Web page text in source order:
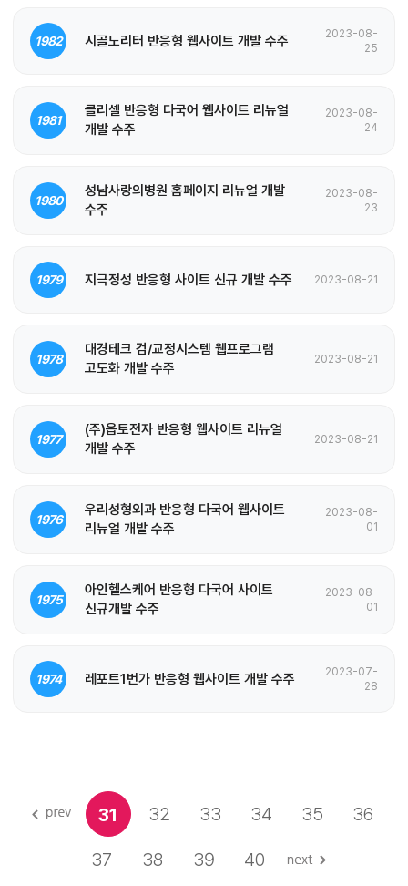
1982 시골노리터 반응형 웹사이트 개발 수주
2023-08-
25
1981
클리셀 반응형 다국어 웹사이트 리뉴얼
개발 수주
2023-08-
24
1980
성남사랑의병원 홈페이지 리뉴얼 개발
수주
2023-08-
23
1979 지극정성 반응형 사이트 신규 개발 수주 2023-08-21
1978
대경테크 검/교정시스템 웹프로그램
고도화 개발 수주
2023-08-21
1977
(주)옵토전자 반응형 웹사이트 리뉴얼
개발 수주
2023-08-21
1976
우리성형외과 반응형 다국어 웹사이트
리뉴얼 개발 수주
2023-08-
01
1975
아인헬스케어 반응형 다국어 사이트
신규개발 수주
2023-08-
01
1974 레포트1번가 반응형 웹사이트 개발 수주
2023-07-
28
31 32 33 34 35 36
37 38 39 40